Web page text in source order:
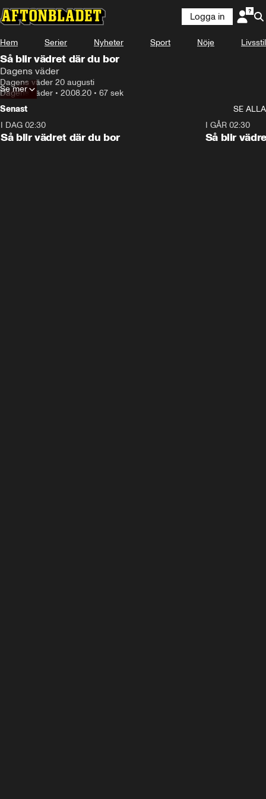
Logga in
Hem Serier Nyheter Sport Nöje Livsstil
Så blir vädret där du bor
Dagens väder
Dagens väder 20 augusti
Dagens väder • 20.08.20 • 67 sek
Se mer
Senast
SE ALLA
I DAG 02:30
Så blir vädret där du bor
I GÅR 02:30
Så blir